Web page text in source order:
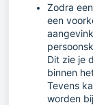
Zodra
een
Dit zie je
binnen
Tevens
worden